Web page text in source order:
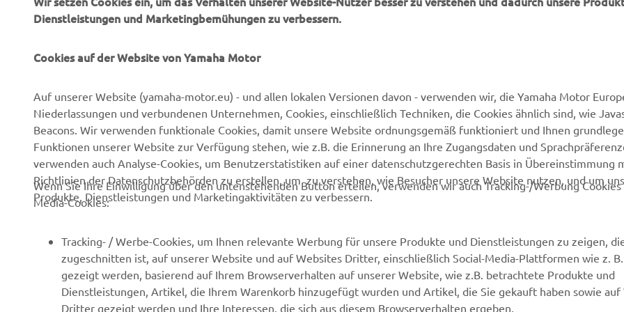
OFFIZIELLE WEBSITE VON INVICTUS
UNTERNEHMEN
Über uns
Newsmeldungen
Presse
Prospekte
Karriere
B2B
NEO's Delivery
eBike Antriebe
Golfplätze
Ersthelfer
Robotics
MEHR VON YAMAHA
Newsletter
MyYamaha
Yamaha Racing
Yamaha Motor Global
Media Portal
SUPPORT
Kontakt aufnehmen
Webshop Support
Wartungstermin anfragen
Yamaha Partner finden
Entsorgung von
Altbatterien
Dienstleistungen und Marketingbemühungen zu verbessern.
Cookies auf der Website von Yamaha Motor
Auf unserer Website (yamaha-motor.eu) - und allen lokalen Versionen davon - verwenden wir, die Yamaha Motor
Niederlassungen und verbundenen Unternehmen, Cookies, einschließlich Techniken, die Cookies ähnlich sind, wie
Beacons. Wir verwenden funktionale Cookies, damit unsere Website ordnungsgemäß funktioniert und Ihnen
Funktionen unserer Website zur Verfügung stehen, wie z.B. die Erinnerung an Ihre Zugangsdaten und
verwenden auch Analyse-Cookies, um Benutzerstatistiken auf einer datenschutzgerechten Basis in Übereinstimmung
Richtlinien der Datenschutzbehörden zu erstellen, um zu verstehen, wie Besucher unsere Website nutzen, und um
Produkte, Dienstleistungen und Marketingaktivitäten zu verbessern.
Wenn Sie Ihre Einwilligung über den untenstehenden Button erteilen, verwenden wir auch Tracking-/Werbung Cookies
Media-Cookies:
Tracking- / Werbe-Cookies, um Ihnen relevante Werbung für unsere Produkte und Dienstleistungen zu zeigen,
zugeschnitten ist, auf unserer Website und auf Websites Dritter, einschließlich Social-Media-Plattformen wie z. B.
gezeigt werden, basierend auf Ihrem Browserverhalten auf unserer Website, wie z.B. betrachtete Produkte und
Dienstleistungen, Artikel, die Ihrem Warenkorb hinzugefügt wurden und Artikel, die Sie gekauft haben sowie auf
Dritter gezeigt werden und Ihre Interessen, die sich aus diesem Browserverhalten ergeben.